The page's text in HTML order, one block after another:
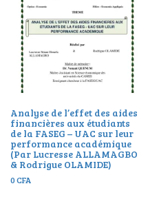
Analyse de l’effet des aides
financières aux étudiants
de la FASEG – UAC sur leur
performance académique
(Par Lucresse ALLAMAGBO
& Rodrigue OLAMIDE)
0CFA